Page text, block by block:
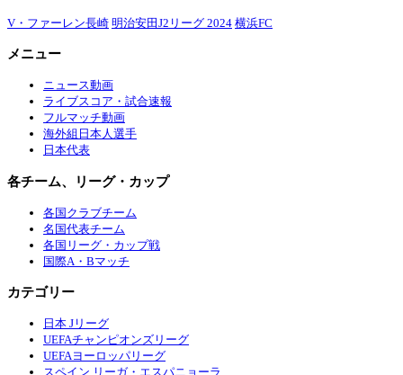
V・ファーレン長崎 明治安田J2リーグ 2024 横浜FC
メニュー
ニュース動画
ライブスコア・試合速報
フルマッチ動画
海外組日本人選手
日本代表
各チーム、リーグ・カップ
各国クラブチーム
名国代表チーム
各国リーグ・カップ戦
国際A・Bマッチ
カテゴリー
日本 Jリーグ
UEFAチャンピオンズリーグ
UEFAヨーロッパリーグ
スペイン リーガ・エスパニョーラ